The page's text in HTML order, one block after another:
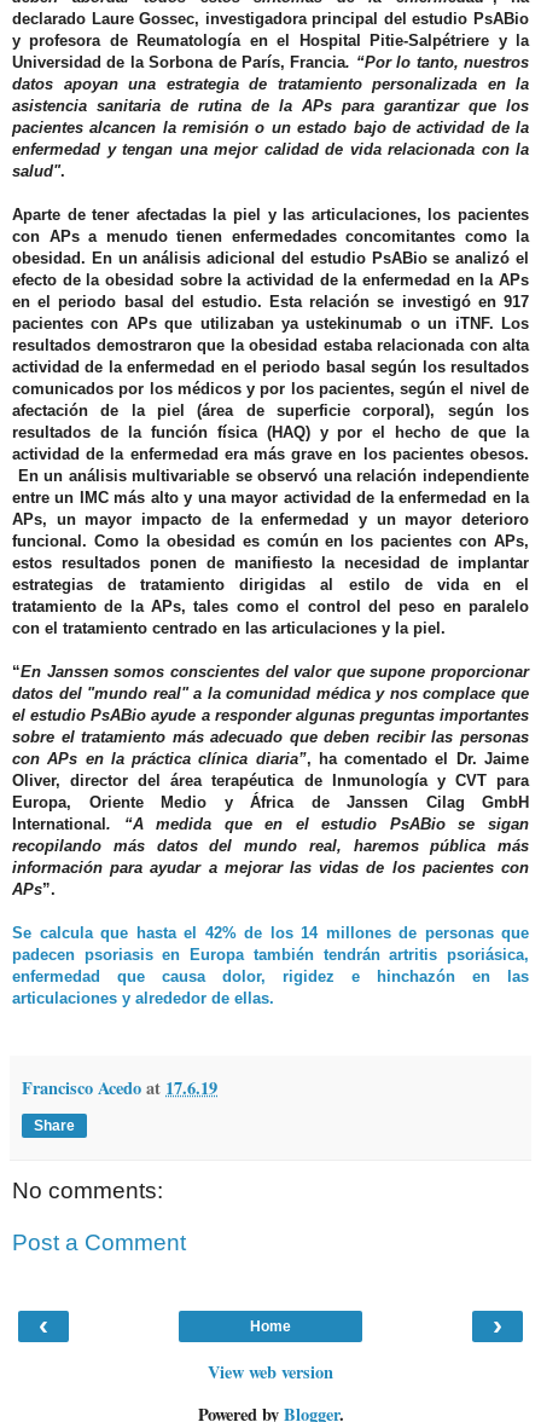
declarado Laure Gossec, investigadora principal del estudio PsABio
y profesora de Reumatología en el Hospital Pitie-Salpétriere y la
Universidad de la Sorbona de París, Francia. “Por lo tanto, nuestros
datos apoyan una estrategia de tratamiento personalizada en la
asistencia sanitaria de rutina de la APs para garantizar que los
pacientes alcancen la remisión o un estado bajo de actividad de la
enfermedad y tengan una mejor calidad de vida relacionada con la
salud".
Aparte de tener afectadas la piel y las articulaciones, los pacientes
con APs a menudo tienen enfermedades concomitantes como la
obesidad. En un análisis adicional del estudio PsABio se analizó el
efecto de la obesidad sobre la actividad de la enfermedad en la APs
en el periodo basal del estudio. Esta relación se investigó en 917
pacientes con APs que utilizaban ya ustekinumab o un iTNF. Los
resultados demostraron que la obesidad estaba relacionada con alta
actividad de la enfermedad en el periodo basal según los resultados
comunicados por los médicos y por los pacientes, según el nivel de
afectación de la piel (área de superficie corporal), según los
resultados de la función física (HAQ) y por el hecho de que la
actividad de la enfermedad era más grave en los pacientes obesos.
En un análisis multivariable se observó una relación independiente
entre un IMC más alto y una mayor actividad de la enfermedad en la
APs, un mayor impacto de la enfermedad y un mayor deterioro
funcional. Como la obesidad es común en los pacientes con APs,
estos resultados ponen de manifiesto la necesidad de implantar
estrategias de tratamiento dirigidas al estilo de vida en el
tratamiento de la APs, tales como el control del peso en paralelo
con el tratamiento centrado en las articulaciones y la piel.
“En Janssen somos conscientes del valor que supone proporcionar
datos del "mundo real" a la comunidad médica y nos complace que
el estudio PsABio ayude a responder algunas preguntas importantes
sobre el tratamiento más adecuado que deben recibir las personas
con APs en la práctica clínica diaria”, ha comentado el Dr. Jaime
Oliver, director del área terapéutica de Inmunología y CVT para
Europa, Oriente Medio y África de Janssen Cilag GmbH
International . “A medida que en el estudio PsABio se sigan
recopilando más datos del mundo real, haremos pública más
información para ayudar a mejorar las vidas de los pacientes con
APs”.
Se calcula que hasta el 42% de los 14 millones de personas que
padecen psoriasis en Europa también tendrán artritis psoriásica,
enfermedad que causa dolor, rigidez e hinchazón en las
articulaciones y alrededor de ellas.
Francisco Acedoat 17.6.19
Share
No comments:
Post a Comment
‹ ›
Home
View web version
Powered byBlogger.